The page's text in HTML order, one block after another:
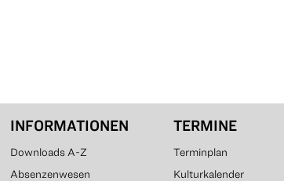
INFORMATIONEN
Downloads A-Z
Absenzenwesen
TERMINE
Terminplan
Kulturkalender